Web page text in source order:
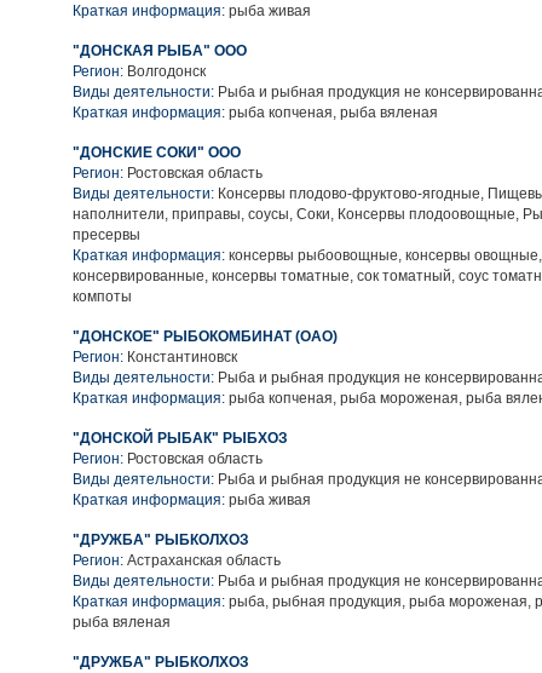
Краткая информация: рыба живая
"ДОНСКАЯ РЫБА" ООО
Регион: Волгодонск
Виды деятельности: Рыба и рыбная продукция не
Краткая информация: рыба копченая, рыба вяленая
"ДОНСКИЕ СОКИ" ООО
Регион: Ростовская область
Виды деятельности: Консервы плодово-фруктово-ягодные,
наполнители, приправы, соусы, Соки, Консервы плодоовощные,
пресервы
Краткая информация: консервы рыбоовощные, консервы
консервированные, консервы томатные, сок томатный, соус
компоты
"ДОНСКОЕ" РЫБОКОМБИНАТ (ОАО)
Регион: Константиновск
Виды деятельности: Рыба и рыбная продукция не
Краткая информация: рыба копченая, рыба мороженая, рыба
"ДОНСКОЙ РЫБАК" РЫБХОЗ
Регион: Ростовская область
Виды деятельности: Рыба и рыбная продукция не
Краткая информация: рыба живая
"ДРУЖБА" РЫБКОЛХОЗ
Регион: Астраханская область
Виды деятельности: Рыба и рыбная продукция не
Краткая информация: рыба, рыбная продукция, рыба мороженая,
рыба вяленая
"ДРУЖБА" РЫБКОЛХОЗ